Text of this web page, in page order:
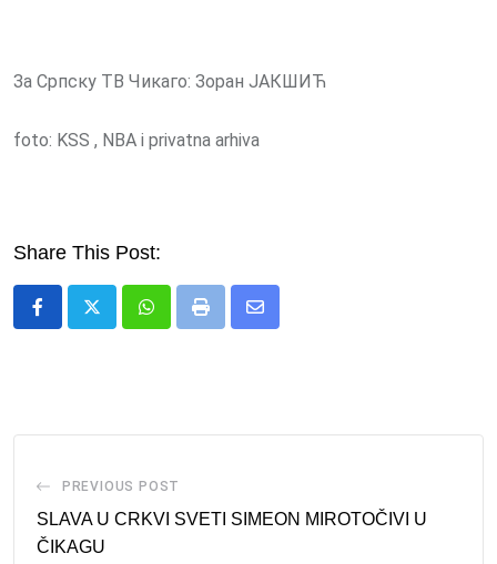
За Српску ТВ Чикаго: Зоран ЈАКШИЋ
foto: KSS , NBA i privatna arhiva
Share This Post:
WhatsappPrint
Share
PREVIOUS POST
SLAVA U CRKVI SVETI SIMEON MIROTOČIVI U
ČIKAGU